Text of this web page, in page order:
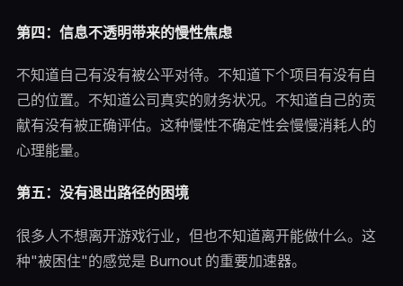
第四：信息不透明带来的慢性焦虑
不知道自己有没有被公平对待。不知道下个项目有没有自
己的位置。不知道公司真实的财务状况。不知道自己的贡
献有没有被正确评估。这种慢性不确定性会慢慢消耗人的
心理能量。
第五：没有退出路径的困境
很多人不想离开游戏行业，但也不知道离开能做什么。这
种"被困住"的感觉是 Burnout 的重要加速器。